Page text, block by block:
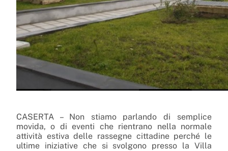
CASERTA – Non stiamo parlando di semplice
movida, o di eventi che rientrano nella normale
attività estiva delle rassegne cittadine perché le
ultime iniziative che si svolgono presso la Villa